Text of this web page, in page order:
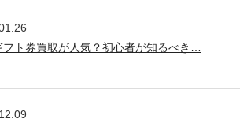
フト券買取が人気？初心者が知るべき…